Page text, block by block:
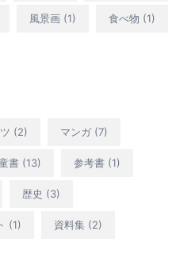
風景画 (1) 食べ物 (1)
(2) マンガ (7)
書 (13) 参考書 (1)
歴史 (3)
(1) 資料集 (2)